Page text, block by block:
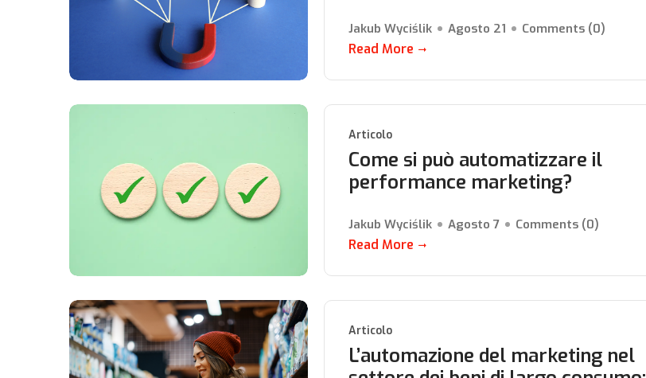
Jakub Wyciślik Agosto 21 Comments (0)
Read More
Articolo
Come si può automatizzare il
performance marketing?
Jakub Wyciślik Agosto 7 Comments (0)
Read More
Articolo
L’automazione del marketing nel